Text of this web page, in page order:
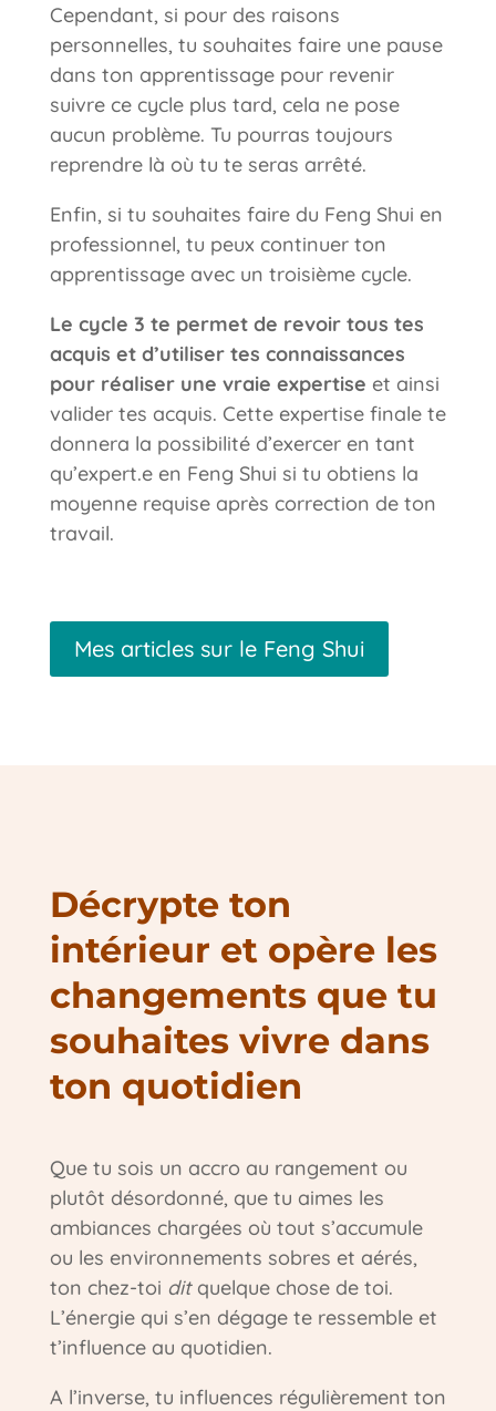
Cependant, si pour des raisons
personnelles, tu souhaites faire une pause
dans ton apprentissage pour revenir
suivre ce cycle plus tard, cela ne pose
aucun problème. Tu pourras toujours
reprendre là où tu te seras arrêté.
Enfin, si tu souhaites faire du Feng Shui en
professionnel, tu peux continuer ton
apprentissage avec un troisième cycle.
Le cycle 3 te permet de revoir tous tes
acquis et d’utiliser tes connaissances
pour réaliser une vraie expertise et ainsi
valider tes acquis. Cette expertise finale te
donnera la possibilité d’exercer en tant
qu’expert.e en Feng Shui si tu obtiens la
moyenne requise après correction de ton
travail.
Mes articles sur le Feng Shui
Décrypte ton
intérieur et opère les
changements que tu
souhaites vivre dans
ton quotidien
Que tu sois un accro au rangement ou
plutôt désordonné, que tu aimes les
ambiances chargées où tout s’accumule
ou les environnements sobres et aérés,
ton chez-toi ditquelque chose de toi.
L’énergie qui s’en dégage te ressemble et
t’influence au quotidien.
A l’inverse, tu influences régulièrement ton